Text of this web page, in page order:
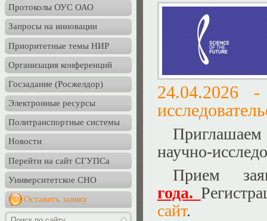
Протоколы ОУС ОАО
Запросы на инновации
Приоритетные темы НИР
Организация конференций
Госзадание (Росжелдор)
Электронные ресурсы
Политранспортные системы
Новости
Перейти на сайт СГУПСа
Университетское СНО
Оставить заявку
24.04.2026
научно-
Прием
года.
сайт.